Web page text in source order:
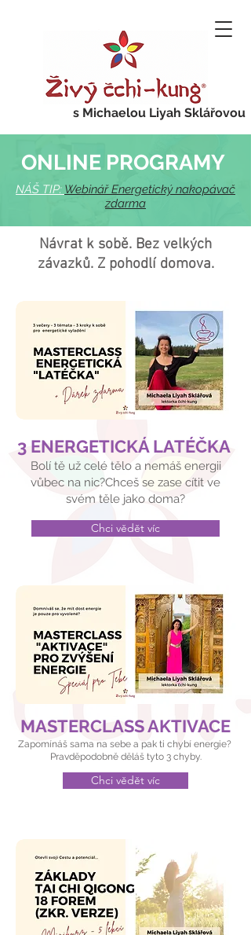
s Michaelou Liyah Sklářovou
ONLINE PROGRAMY
NÁŠ TIP: Webinář Energetický nakopávač
zdarma
Návrat k sobě. Bez velkých
závazků. Z pohodlí domova.
3 ENERGETICKÁ LATÉČKA
Bolí tě už celé tělo a nemáš energii
vůbec na nic?Chceš se zase cítit ve
svém těle jako doma?
Chci vědět víc
MASTERCLASS AKTIVACE
Zapomínáš sama na sebe a pak ti chybí energie?
Pravděpodobně děláš tyto 3 chyby.
Chci vědět víc